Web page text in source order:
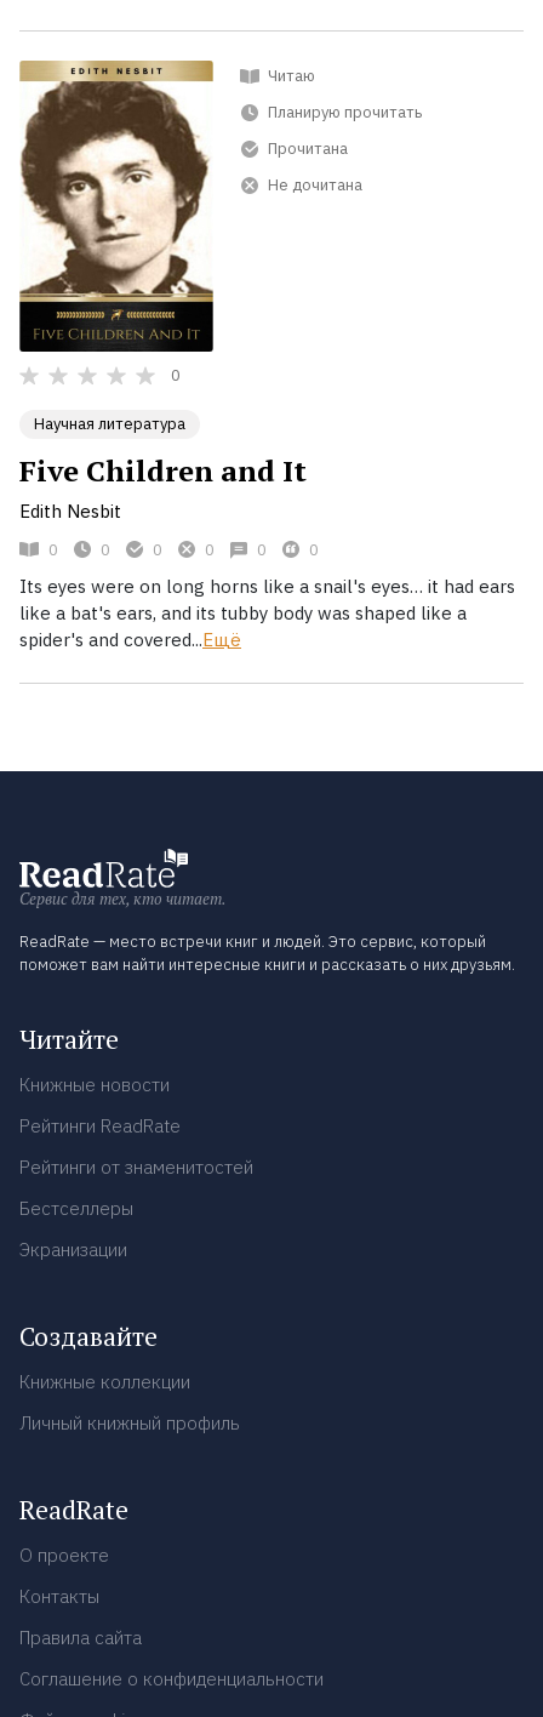
Читаю
Планирую прочитать
Прочитана
Не дочитана
0
Научная литература
Five Children and It
Edith Nesbit
0 0 0 0 0 0
Its eyes were on long horns like a snail's eyes… it had ears
like a bat's ears, and its tubby body was shaped like a
spider's and covered...Ещё
Сервис для тех, кто читает.
ReadRate — место встречи книг и людей. Это сервис, который
поможет вам найти интересные книги и рассказать о них друзьям.
Читайте
Книжные новости
Рейтинги ReadRate
Рейтинги от знаменитостей
Бестселлеры
Экранизации
Создавайте
Книжные коллекции
Личный книжный профиль
ReadRate
О проекте
Контакты
Правила сайта
Соглашение о конфиденциальности